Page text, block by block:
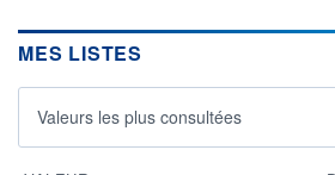
MES LISTES
Valeurs les plus consultées